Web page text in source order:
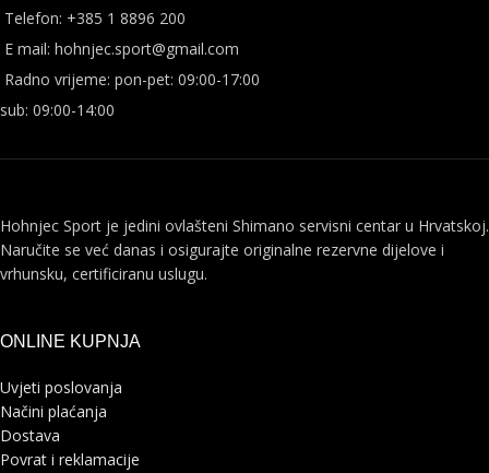
Telefon: +385 1 8896 200
E mail: hohnjec.sport@gmail.com
Radno vrijeme: pon-pet: 09:00-17:00
sub: 09:00-14:00
Hohnjec Sport je jedini ovlašteni Shimano servisni centar u Hrvatskoj.
Naručite se već danas i osigurajte originalne rezervne dijelove i
vrhunsku, certificiranu uslugu.
ONLINE KUPNJA
Uvjeti poslovanja
Načini plaćanja
Dostava
Povrat i reklamacije